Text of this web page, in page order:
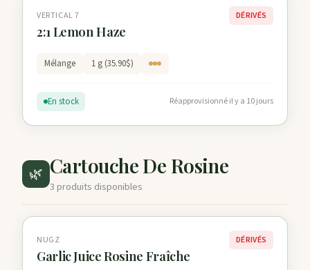
VERTICAL 7
2:1 Lemon Haze
DÉRIVÉS
Mélange 1 g (35.90$)
En stock Réapprovisionné il y a 10 jours
🌿 Cartouche De Rosine
3 produits disponibles
NUGZ
Garlic Juice Rosine Fraîche
DÉRIVÉS